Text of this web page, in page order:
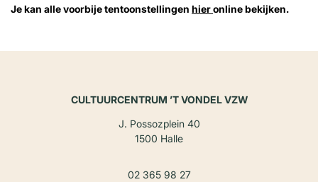
Je kan alle voorbije tentoonstellingen hieronline bekijken.
CULTUURCENTRUM ’T VONDEL VZW
J. Possozplein 40
1500 Halle
02 365 98 27